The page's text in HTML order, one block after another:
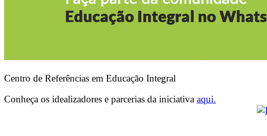
Centro de Referências em Educação Integral
Conheça os idealizadores e parcerias da iniciativa aqui.